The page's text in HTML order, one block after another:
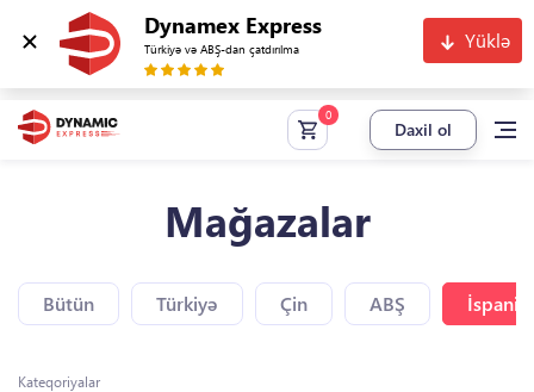
Dynamex Express
Türkiyə və ABŞ-dan çatdırılma Yüklə
Daxil ol
Mağazalar
Bütün Türkiyə Çin ABŞ
Kateqoriyalar